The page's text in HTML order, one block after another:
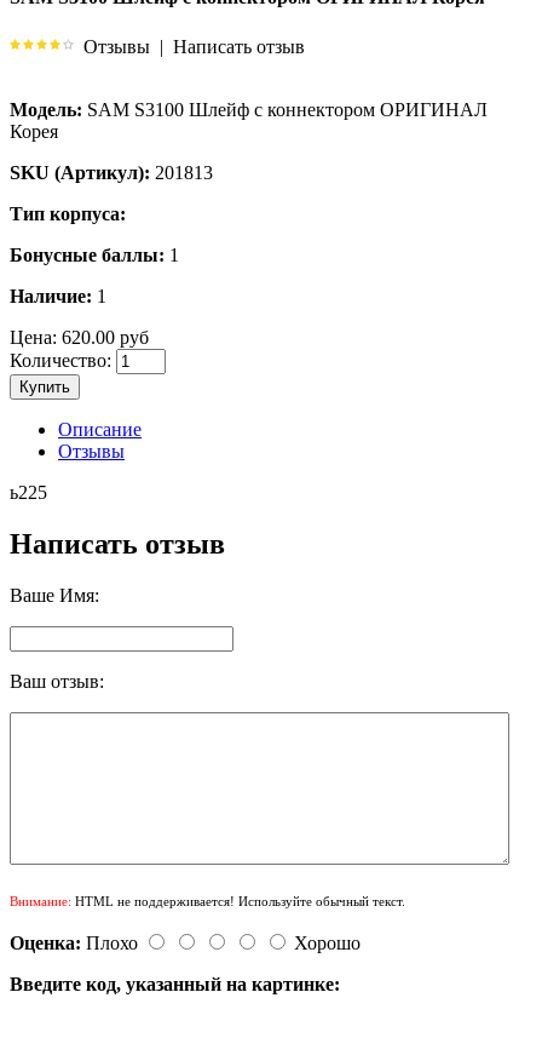
Отзывы | Написать отзыв
Модель: SAM S3100 Шлейф с коннектором ОРИГИНАЛ
Корея
SKU (Артикул): 201813
Тип корпуса:
Бонусные баллы: 1
Наличие: 1
Цена: 620.00 руб
Количество:
Купить
Описание
Отзывы
ь225
Написать отзыв
Ваше Имя:
Ваш отзыв:
Внимание: HTML не поддерживается! Используйте обычный текст.
Оценка: Плохо
Хорошо
Введите код, указанный на картинке: